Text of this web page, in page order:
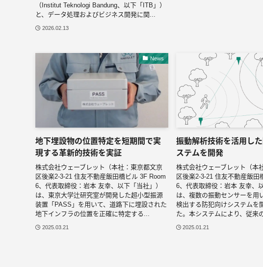
（Institut Teknologi Bandung、以下「ITB」）
と、データ処理およびビジネス開発に関...
2026.02.13
News
地下埋設物の位置特定を短期間で実
現する革新的技術を実証
株式会社ウェーブレット（本社：東京都文京
区後楽2-3-21 住友不動産飯田橋ビル 3F Room
6、代表取締役：岩本 友幸、以下「当社」）
は、東京大学辻研究室が開発した超小型振源
装置「PASS」を用いて、道路下に埋設された
地下インフラの位置を正確に特定する...
2025.03.21
振動解析技術を活用し
ステムを開発
株式会社ウェーブレット（本
区後楽2-3-21 住友不動産飯田
6、代表取締役：岩本 友幸、
は、複数の振動センサーを用
検出する防犯向けシステムを
た。本システムにより、従来
2025.01.21